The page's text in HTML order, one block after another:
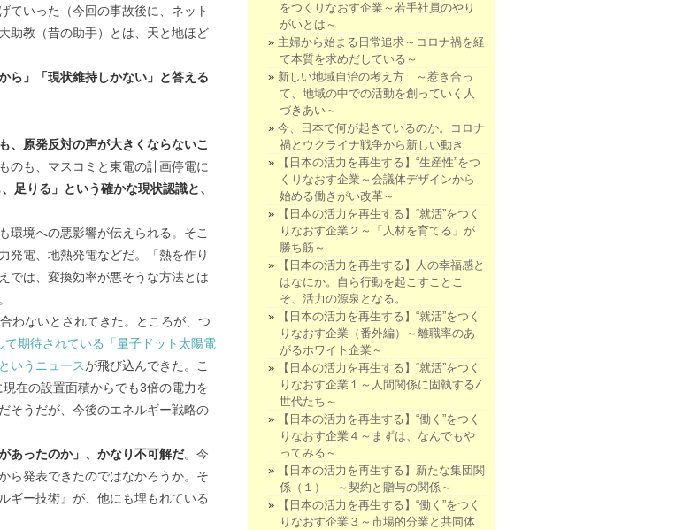
ていった（今回の事故後に、ネット
助教（昔の助手）とは、天と地ほど
ら」「現状維持しかない」と答える
、原発反対の声が大きくならないこ
のも、マスコミと東電の計画停電に
、足りる」という確かな現状認識と、
環境への悪影響が伝えられる。そこ
発電、地熱発電などだ。「熱を作り
では、変換効率が悪そうな方法とは
わないとされてきた。ところが、つ
期待されている「量子ドット太陽電
いうニュースが飛び込んできた。こ
在の設置面積からでも3倍の電力を
そうだが、今後のエネルギー戦略の
あったのか」、かなり不可解だ。今
ら発表できたのではなかろうか。そ
ギー技術』が、他にも埋もれている
をつくりなおす企業～若手社員のやり
がいとは～
主婦から始まる日常追求～コロナ禍を経
て本質を求めだしている～
新しい地域自治の考え方 ～惹き合っ
て、地域の中での活動を創っていく人
づきあい～
今、日本で何が起きているのか。コロナ
禍とウクライナ戦争から新しい動き
【日本の活力を再生する】“生産性”をつ
くりなおす企業～会議体デザインから
始める働きがい改革～
【日本の活力を再生する】“就活”をつく
りなおす企業２～「人材を育てる」が
勝ち筋～
【日本の活力を再生する】人の幸福感と
はなにか。自ら行動を起こすことこ
そ、活力の源泉となる。
【日本の活力を再生する】“就活”をつく
りなおす企業（番外編）～離職率のあ
がるホワイト企業～
【日本の活力を再生する】“就活”をつく
りなおす企業１～人間関係に固執するZ
世代たち～
【日本の活力を再生する】“働く”をつく
りなおす企業４～まずは、なんでもや
ってみる～
【日本の活力を再生する】新たな集団関
係（１） ～契約と贈与の関係～
【日本の活力を再生する】“働く”をつく
りなおす企業３～市場的分業と共同体